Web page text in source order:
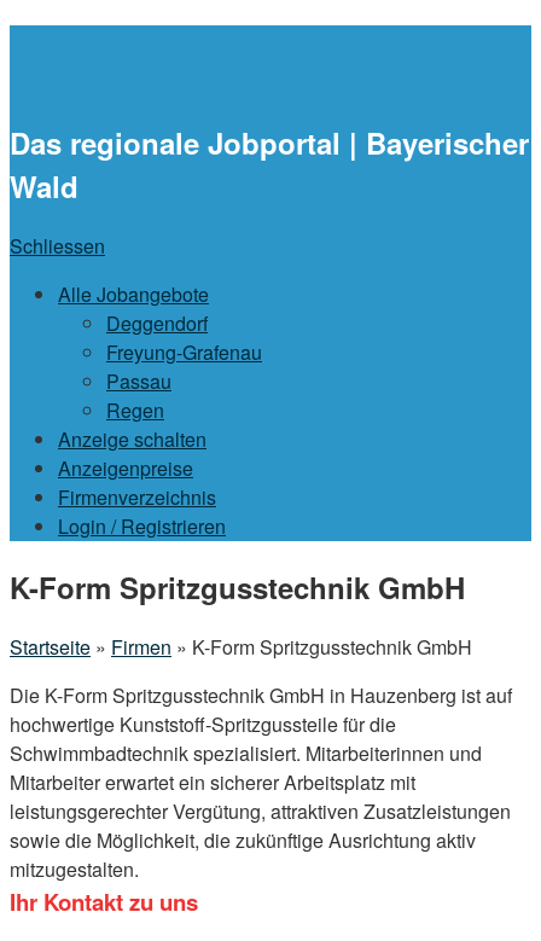
Das regionale Jobportal | Bayerischer
Wald
Schliessen
Alle Jobangebote
Deggendorf
Freyung-Grafenau
Passau
Regen
Anzeige schalten
Anzeigenpreise
Firmenverzeichnis
Login / Registrieren
Menu
K-Form Spritzgusstechnik GmbH
Startseite » Firmen » K-Form Spritzgusstechnik GmbH
Die K-Form Spritzgusstechnik GmbH in Hauzenberg ist auf
hochwertige Kunststoff-Spritzgussteile für die
Schwimmbadtechnik spezialisiert. Mitarbeiterinnen und
Mitarbeiter erwartet ein sicherer Arbeitsplatz mit
leistungsgerechter Vergütung, attraktiven Zusatzleistungen
sowie die Möglichkeit, die zukünftige Ausrichtung aktiv
mitzugestalten.
Ihr Kontakt zu uns